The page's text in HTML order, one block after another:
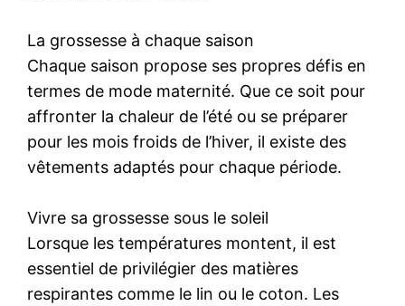
La grossesse à chaque saison
Chaque saison propose ses propres défis en
termes de mode maternité. Que ce soit pour
affronter la chaleur de l’été ou se préparer
pour les mois froids de l’hiver, il existe des
vêtements adaptés pour chaque période.
Vivre sa grossesse sous le soleil
Lorsque les températures montent, il est
essentiel de privilégier des matières
respirantes comme le lin ou le coton. Les